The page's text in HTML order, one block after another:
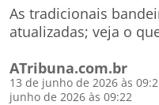
As tradicionais
atualizadas; veja o
ATribuna.com.br
13 de junho de 2026 às
junho de 2026 às 09:22